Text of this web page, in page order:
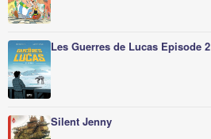
Les Guerres de Lucas Episode 2
Silent Jenny